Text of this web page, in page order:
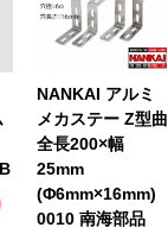
NANKAI アルミ
メカステー Z型曲
全長200×幅
25mm
(Φ6mm×16mm)
0010 南海部品